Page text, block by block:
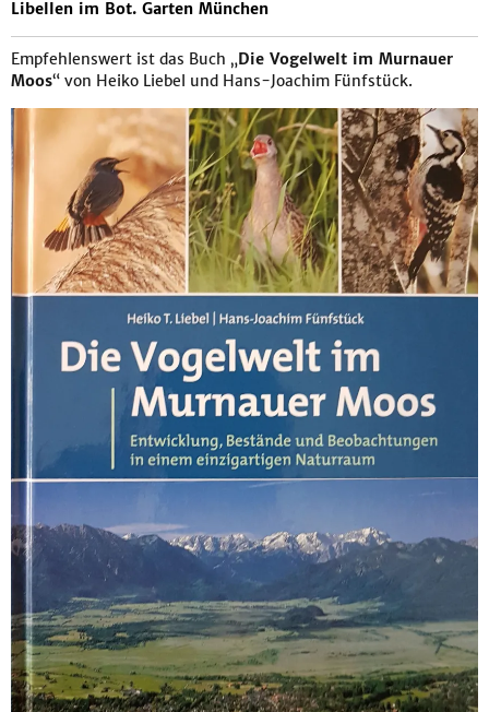
Libellen im Bot. Garten München
Empfehlenswert ist das Buch „Die Vogelwelt im Murnauer
Moos“ von Heiko Liebel und Hans-Joachim Fünfstück.